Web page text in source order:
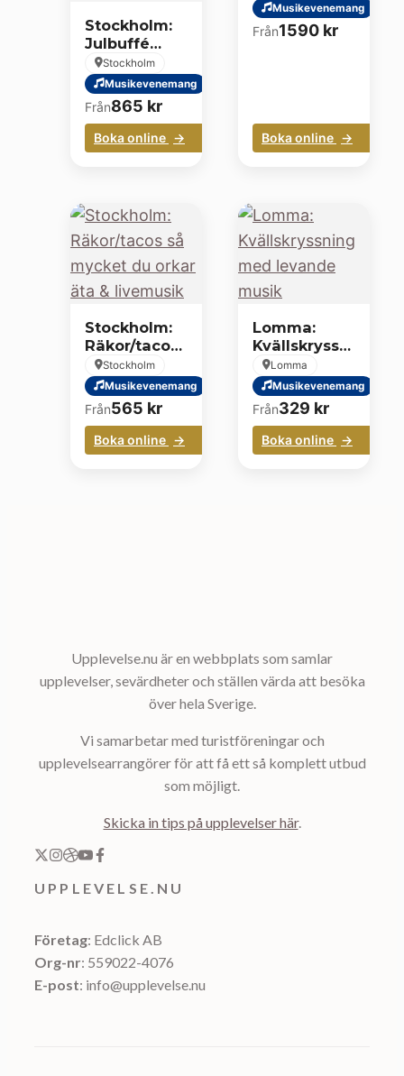
Stockholm:
Julbuffé
med fri mat
och dryck på
kryssning
Livemusik
Stockholm
Musikevenemang
Från865 kr
Boka online
Musikevenemang
Från1590 kr
Boka online
Stockholm:
Räkor/tacos
så mycket
du orkar äta
& livemusik
Stockholm
Musikevenemang
Från565 kr
Boka online
Lomma:
Kvällskryssning
med
levande
musik
Lomma
Musikevenemang
Från329 kr
Boka online
Upplevelse.nu är en webbplats som samlar
upplevelser, sevärdheter och ställen värda att besöka
över hela Sverige.
Vi samarbetar med turistföreningar och
upplevelsearrangörer för att få ett så komplett utbud
som möjligt.
Skicka in tips på upplevelser här.
UPPLEVELSE.NU
Företag: Edclick AB
Org-nr: 559022-4076
E-post: info@upplevelse.nu